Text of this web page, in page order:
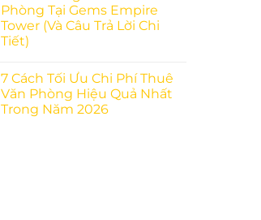
Phòng Tại Gems Empire
Tower (Và Câu Trả Lời Chi
Tiết)
7 Cách Tối Ưu Chi Phí Thuê
Văn Phòng Hiệu Quả Nhất
Trong Năm 2026